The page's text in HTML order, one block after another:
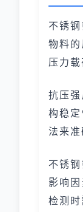
不锈
物料
压力
抗压
构稳
法来准
不锈
影响
检测时